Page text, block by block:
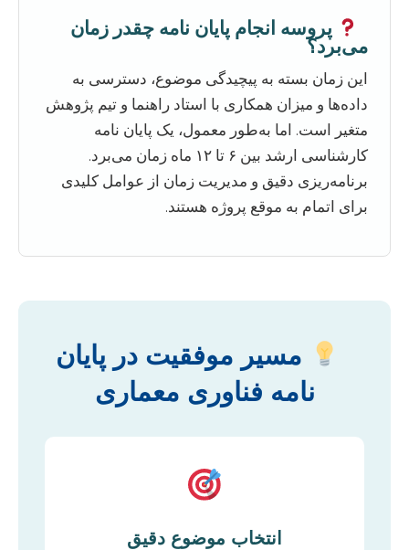
پروسه انجام پایان نامه چقدر زمان
می‌برد؟
این زمان بسته به پیچیدگی موضوع، دسترسی به
داده‌ها و میزان همکاری با استاد راهنما و تیم پژوهش
متغیر است. اما به‌طور معمول، یک پایان نامه
کارشناسی ارشد بین ۶ تا ۱۲ ماه زمان می‌برد.
برنامه‌ریزی دقیق و مدیریت زمان از عوامل کلیدی
برای اتمام به موقع پروژه هستند.
مسیر موفقیت در پایان
نامه فناوری معماری
انتخاب موضوع دقیق